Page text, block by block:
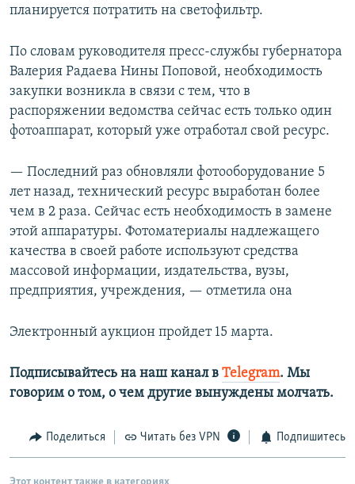
планируется потратить на светофильтр.
По словам руководителя пресс-службы губернатора
Валерия Радаева Нины Поповой, необходимость
закупки возникла в связи с тем, что в
распоряжении ведомства сейчас есть только один
фотоаппарат, который уже отработал свой ресурс.
— Последний раз обновляли фотооборудование 5
лет назад, технический ресурс выработан более
чем в 2 раза. Сейчас есть необходимость в замене
этой аппаратуры. Фотоматериалы надлежащего
качества в своей работе используют средства
массовой информации, издательства, вузы,
предприятия, учреждения, — отметила она
Электронный аукцион пройдет 15 марта.
Подписывайтесь на наш канал в Telegram. Мы
говорим о том, о чем другие вынуждены молчать.
Поделиться Читать без VPN Подпишитесь